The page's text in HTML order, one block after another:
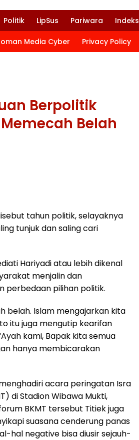
Politik LipSus Pariwara Indeks
Media Cyber Privacy Policy
Berpolitik
Belah
tahun politik, selayaknya
tunjuk dan saling cari
Hariyadi atau lebih dikenal
menjalin dan
perbedaan pilihan politik.
belah. Islam mengajarkan kita
itu juga mengutip kearifan
kami, Bapak kita semua
hanya membicarakan
acara peringatan Isra
di Stadion Wibawa Mukti,
BKMT tersebut Titiek juga
suasana cenderung panas
hal negative bisa diusir sejauh-